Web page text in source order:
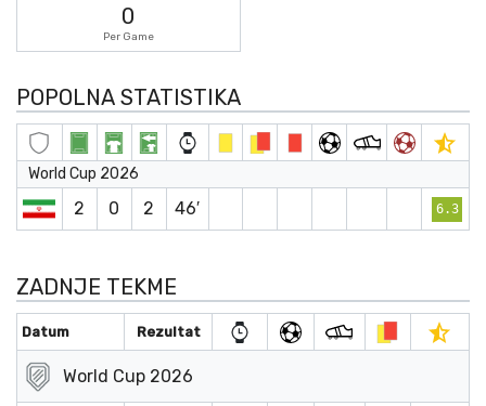
0
Per Game
POPOLNA STATISTIKA
World Cup 2026
2 0 2 46′ 6.3
ZADNJE TEKME
Datum Rezultat
World Cup 2026